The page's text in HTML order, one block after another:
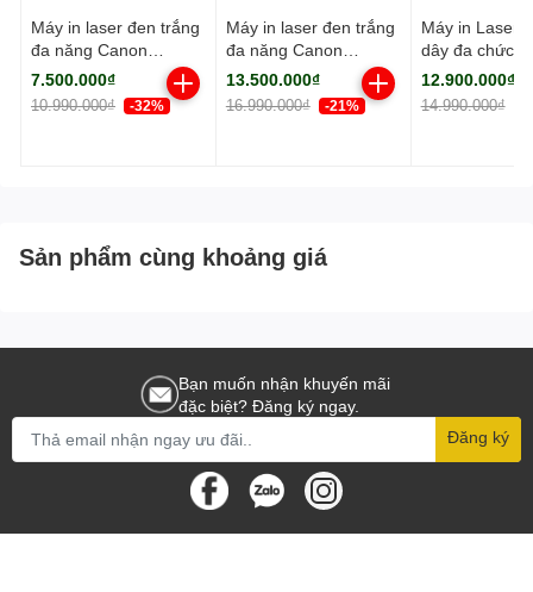
Máy in laser đen trắng
đa năng Canon
MF284dw (In đảo mặt|
Copy| Scan| ADF A4|
A5| USB| LAN| WIFI)
7.500.000₫
10.990.000₫ -32%
Máy in laser đen trắng
đa năng Canon
MF461dw (NK)
13.500.000₫
16.990.000₫ -21%
Máy in Laser
dây đa chức
Canon
(NK)
12.900.000₫
14.990.000₫
Sản phẩm cùng khoảng giá
Bạn muốn nhận khuyến mãi
đặc biệt? Đăng ký ngay.
Đăng ký